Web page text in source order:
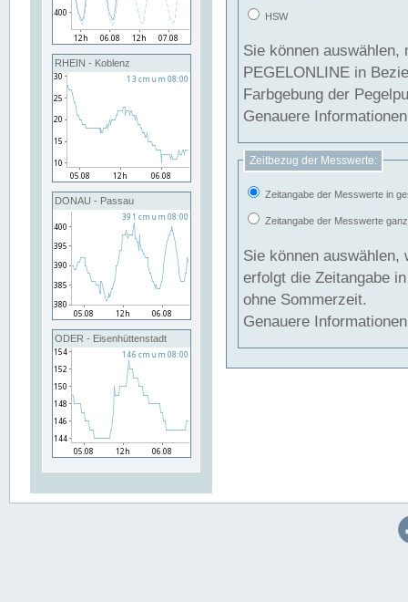
RHEIN - Koblenz
DONAU - Passau
ODER - Eisenhüttenstadt
HSW
Sie können
PEGELONLINE in Beziehung
Farbgebung der
Genauere
Zeitbezug der Messwerte:
Zeitangabe der Messwerte in
Zeitangabe der Messwerte
Sie können auswählen,
erfolgt die Zeitangabe
ohne Sommerzeit.
Genauere